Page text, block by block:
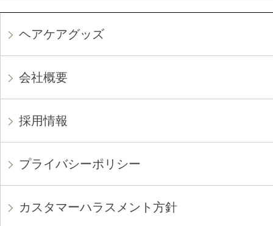
ヘアケアグッズ
会社概要
採用情報
プライバシーポリシー
カスタマーハラスメント方針